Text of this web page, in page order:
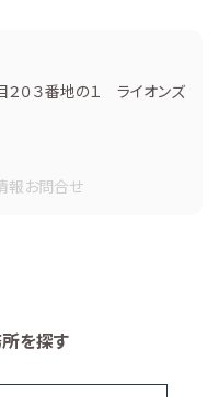
０３番地の１ ライオンズ
報お問合せ
を探す